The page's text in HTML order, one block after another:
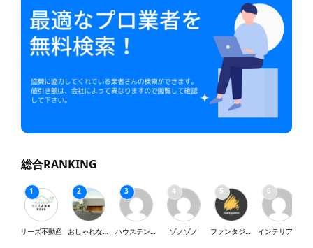
総合RANKING
リーズ不動産 おしゃれな家が好き ハウステンボス ゾノゾノ ファンタジスタ